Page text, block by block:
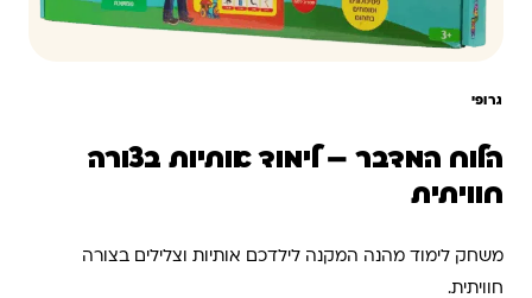
גרופי
הלוח המדבר – לימוד אותיות בצורה
חוויתית
משחק לימוד מהנה המקנה לילדכם אותיות וצלילים בצורה
חוויתית.